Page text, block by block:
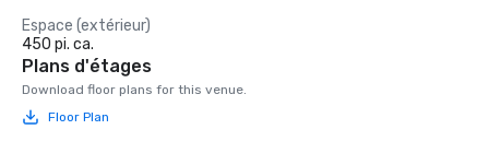
Espace (extérieur)
450 pi. ca.
Plans d'étages
Download floor plans for this venue.
Floor Plan